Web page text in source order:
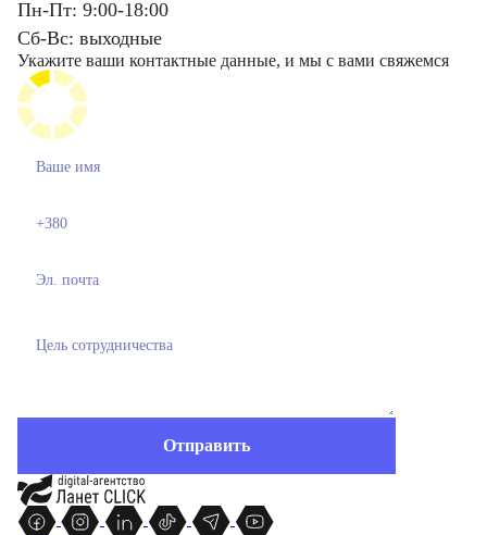
Пн-Пт: 9:00-18:00
Сб-Вс: выходные
Укажите ваши контактные данные, и мы с вами свяжемся